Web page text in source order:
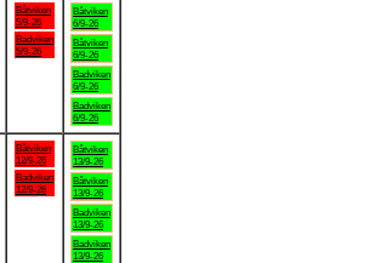
Båtviken
5/9-26
Badviken
5/9-26
Båtviken
6/9-26
Båtviken
6/9-26
Badviken
6/9-26
Badviken
6/9-26
Båtviken
12/9-26
Badviken
12/9-26
Båtviken
13/9-26
Båtviken
13/9-26
Badviken
13/9-26
Badviken
13/9-26